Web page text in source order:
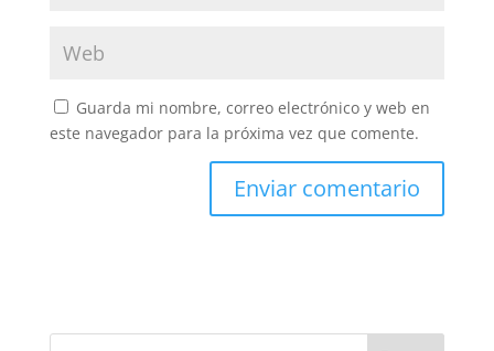
Guarda mi nombre, correo electrónico y web en
este navegador para la próxima vez que comente.